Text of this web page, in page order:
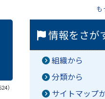
も
）
情報をさが
組織から
分類から
サイトマップ